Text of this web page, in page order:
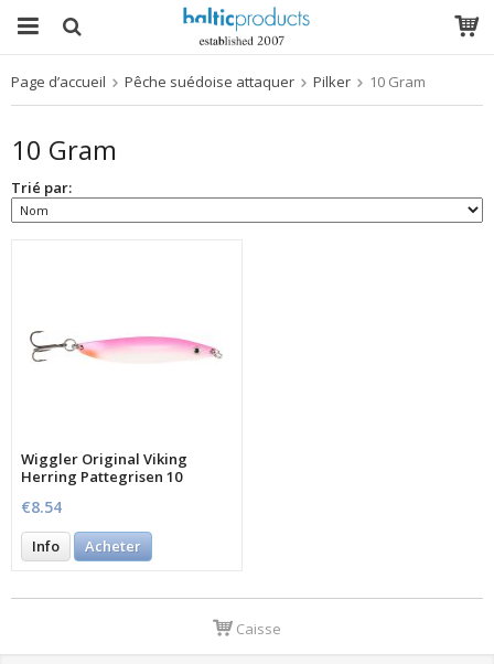
Page d’accueil Pêche suédoise attaquer Pilker 10 Gram
10 Gram
Trié par:
Wiggler Original Viking
Herring Pattegrisen 10
€8.54
Info Acheter
Caisse